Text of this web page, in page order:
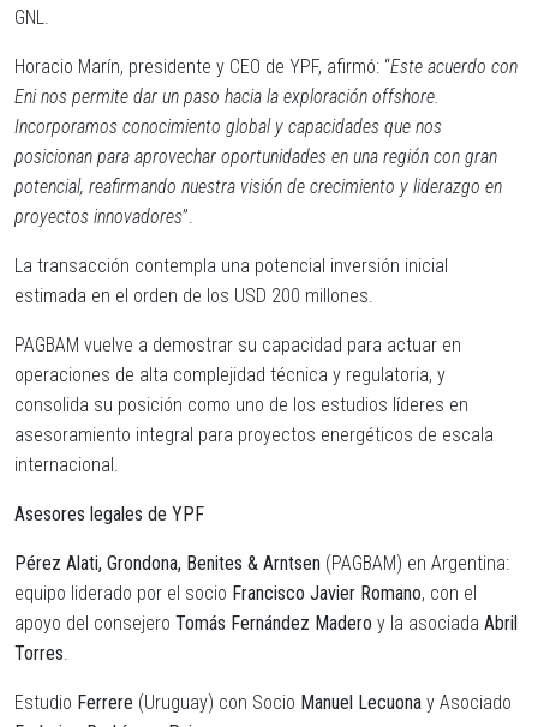
GNL.
Horacio Marín, presidente y CEO de YPF, afirmó: “Este acuerdo con
Eni nos permite dar un paso hacia la exploración offshore.
Incorporamos conocimiento global y capacidades que nos
posicionan para aprovechar oportunidades en una región con gran
potencial, reafirmando nuestra visión de crecimiento y liderazgo en
proyectos innovadores”.
La transacción contempla una potencial inversión inicial
estimada en el orden de los USD 200 millones.
PAGBAM vuelve a demostrar su capacidad para actuar en
operaciones de alta complejidad técnica y regulatoria, y
consolida su posición como uno de los estudios líderes en
asesoramiento integral para proyectos energéticos de escala
internacional.
Asesores legales de YPF
Pérez Alati, Grondona, Benites & Arntsen (PAGBAM) en Argentina:
equipo liderado por el socio Francisco Javier Romano, con el
apoyo del consejero Tomás Fernández Madero y la asociada Abril
Torres.
Estudio Ferrere (Uruguay) con Socio Manuel Lecuona y Asociado